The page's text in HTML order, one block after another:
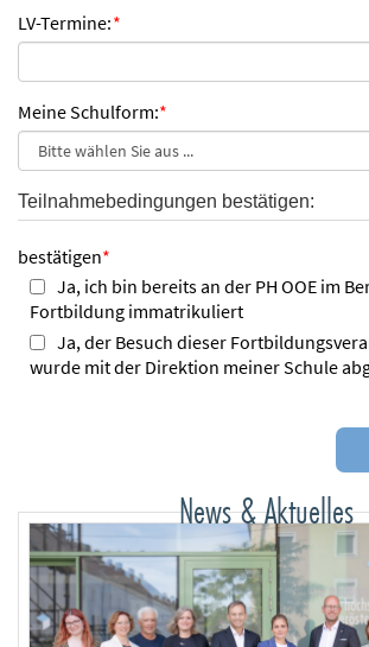
LV-Termine:*
Meine Schulform:*
Teilnahmebedingungen bestätigen:
bestätigen*
Ja, ich bin bereits an der PH OOE im
Fortbildung immatrikuliert
Ja, der Besuch dieser
wurde mit der Direktion meiner Schule
News & Aktuelles